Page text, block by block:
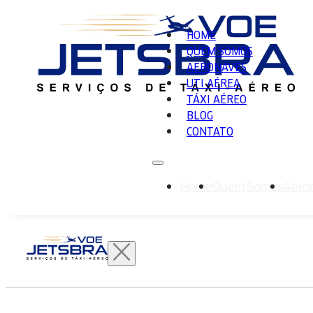
HOME
QUEM SOMOS
AERONAVES
UTI AÉREA
TÁXI AÉREO
BLOG
CONTATO
Home Quem Somos